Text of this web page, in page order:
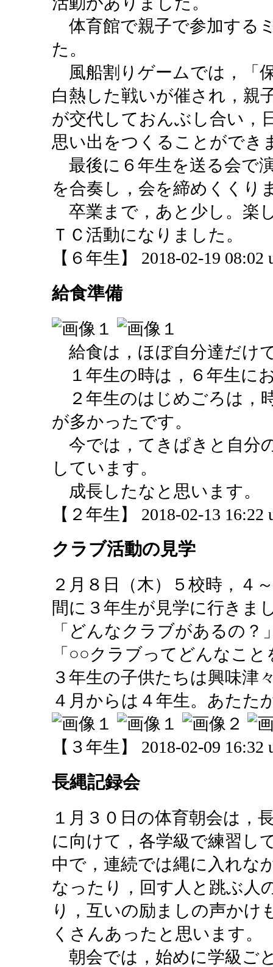
体育館で親子で参加する
た。
風船割りゲームでは，「
白熱した戦いが催され，親
が交代しておんぶし合い，
思い出をつくることができ
最後に６年生を送る会で
を合奏し，会を締めくくり
卒業まで，あと少し。楽
ＴＣ活動になりました。
【６年生】 2018-02-19 08:02
給食準備
給食は，ほぼ自分達だけ
１年生の時は，６年生に
２年生のはじめごろは，
が多かったです。
今では，てきぱきと自分
しています。
成長したなと思います。
【２年生】 2018-02-13 16:22
クラブ活動の見学
２月８日（木）５校時，４
間に３年生が見学に行きま
「どんなクラブがあるの？
「○○クラブってどんなこ
３年生の子供たちは興味津
４月からは４年生。あたた
【３年生】 2018-02-09 16:32
長縄記録会
１月３０日の体育朝会は，
に向けて，各学級で練習し
中で，連続では縄に入れな
なったり，回す人と跳ぶ人
り，互いの励ましの声かけ
くさんあったと思います。
朝会では，始めに学級ご